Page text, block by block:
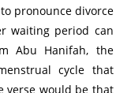
pronounce divorce
waiting period can
Abu Hanifah, the
cycle that
verse would be that